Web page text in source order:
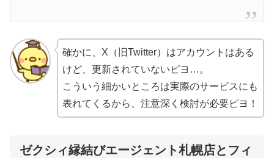
確かに、X（旧Twitter）はアカウントはある
けど、更新されていないピヨ…。
こういう細かいところは実際のサービスにも
表れてくるから、注意深く検討が必要ピヨ！
ゼクシィ縁結びエージェント札幌店とフィ